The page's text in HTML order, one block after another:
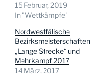
15 Februar, 2019
In "Wettkämpfe"
Nordwestfälische
Bezirksmeisterschaften
„Lange Strecke“ und
Mehrkampf 2017
14 März, 2017